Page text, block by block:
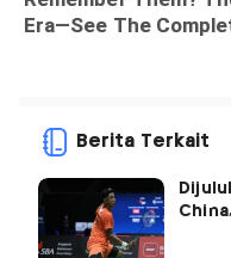
Berita Terkait